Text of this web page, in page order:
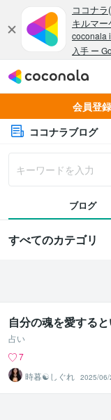
会員登
ココナラブログ
ブログ
すべてのカテゴリ
自分の魂を愛する
占い
7
時暮☯しぐれ 2025/06/